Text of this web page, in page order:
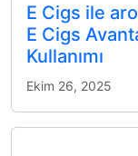
E Cigs ile
E Cigs
Kullanımı
Ekim 26, 2025